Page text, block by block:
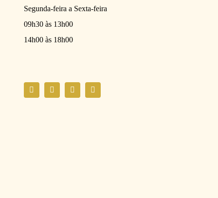
Segunda-feira a Sexta-feira
09h30 às 13h00
14h00 às 18h00